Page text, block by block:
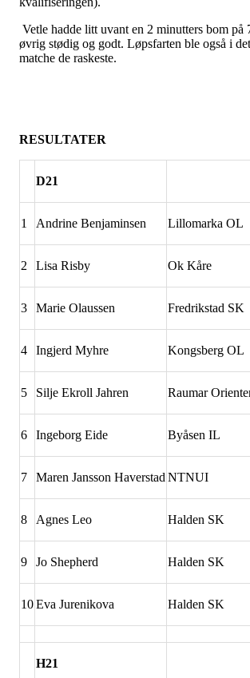
Vetle hadde litt uvant en 2 minutters bom på
øvrig stødig og godt. Løpsfarten ble også i
matche de raskeste.
RESULTATER
D21
1 Andrine Benjaminsen Lillomarka OL
2 Lisa Risby Ok Kåre
3 Marie Olaussen Fredrikstad SK
4 Ingjerd Myhre Kongsberg OL
5 Silje Ekroll Jahren Raumar
6 Ingeborg Eide Byåsen IL
7 Maren Jansson Haverstad NTNUI
8 Agnes Leo Halden SK
9 Jo Shepherd Halden SK
10Eva Jurenikova Halden SK
H21